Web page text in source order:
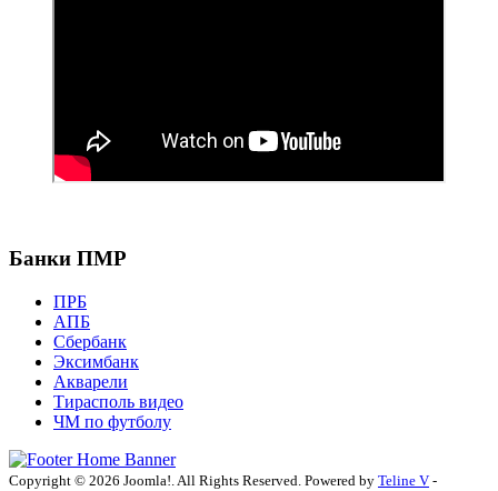
Банки ПМР
ПРБ
АПБ
Сбербанк
Эксимбанк
Акварели
Тирасполь видео
ЧМ по футболу
Copyright © 2026 Joomla!. All Rights Reserved. Powered by Teline V -